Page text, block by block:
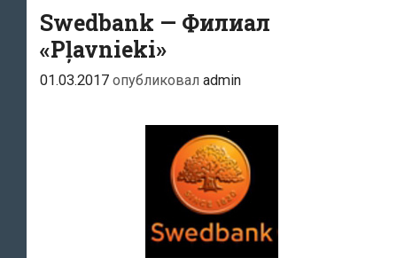
Swedbank — Филиал
«Pļavnieki»
01.03.2017 опубликовал admin